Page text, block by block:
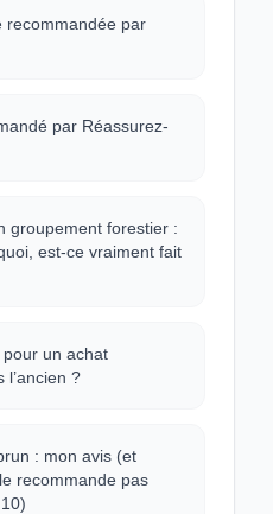
recommandée par
par Réassurez-
groupement forestier :
est-ce vraiment fait
un achat
l’ancien ?
: mon avis (et
recommande pas